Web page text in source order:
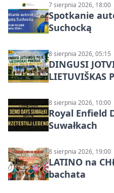
7 sierpnia 2026, 18:00
Spotkanie
Suchocką
8 sierpnia 2026, 05:15
DINGUSI
LIETUVIŠKAS
DZŪKIJOS –
8 sierpnia 2026, 10:00
Royal Enfield
Suwałkach
8 sierpnia 2026, 19:00
LATINO na
bachata